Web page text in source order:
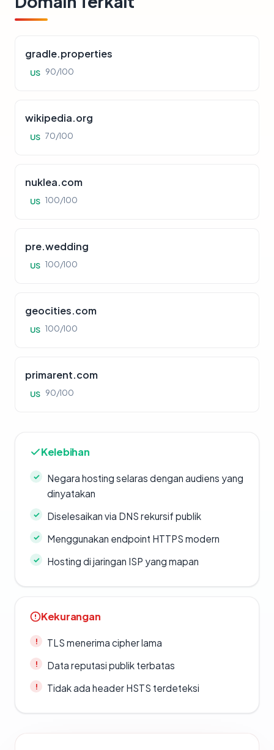
gradle.properties
US 90/100
wikipedia.org
US 70/100
nuklea.com
US 100/100
pre.wedding
US 100/100
geocities.com
US 100/100
primarent.com
US 90/100
Kelebihan
Negara hosting selaras dengan audiens yang
dinyatakan
Diselesaikan via DNS rekursif publik
Menggunakan endpoint HTTPS modern
Hosting di jaringan ISP yang mapan
Kekurangan
TLS menerima cipher lama
Data reputasi publik terbatas
Tidak ada header HSTS terdeteksi